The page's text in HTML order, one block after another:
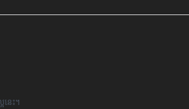
េះ។